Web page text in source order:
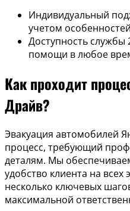
Индивидуальный
учетом
Доступность службы
помощи в любое
Как проходит
Драйв?
Эвакуация автомобилей
процесс, требующий
деталям. Мы
удобство клиента на
несколько ключевых
максимальной